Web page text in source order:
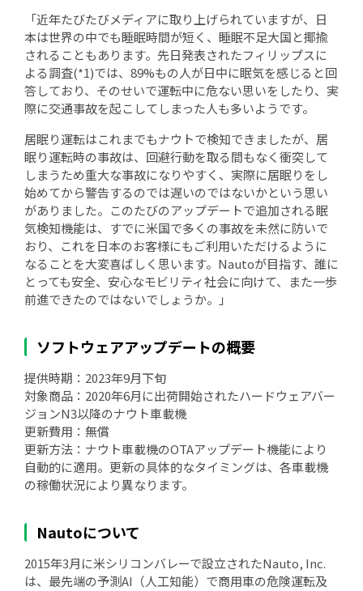
「近年たびたびメディアに取り上げられていますが、日
本は世界の中でも睡眠時間が短く、睡眠不足大国と揶揄
されることもあります。先日発表されたフィリップスに
よる調査(*1)では、89%もの人が日中に眠気を感じると回
答しており、そのせいで運転中に危ない思いをしたり、実
際に交通事故を起こしてしまった人も多いようです。
居眠り運転はこれまでもナウトで検知できましたが、居
眠り運転時の事故は、回避行動を取る間もなく衝突して
しまうため重大な事故になりやすく、実際に居眠りをし
始めてから警告するのでは遅いのではないかという思い
がありました。このたびのアップデートで追加される眠
気検知機能は、すでに米国で多くの事故を未然に防いで
おり、これを日本のお客様にもご利用いただけるように
なることを大変喜ばしく思います。Nautoが目指す、誰に
とっても安全、安心なモビリティ社会に向けて、また一歩
前進できたのではないでしょうか。」
ソフトウェアアップデートの概要
提供時期：2023年9月下旬
対象商品：2020年6月に出荷開始されたハードウェアバー
ジョンN3以降のナウト車載機
更新費用：無償
更新方法：ナウト車載機のOTAアップデート機能により
自動的に適用。更新の具体的なタイミングは、各車載機
の稼働状況により異なります。
Nautoについて
2015年3月に米シリコンバレーで設立されたNauto, Inc.
は、最先端の予測AI（人工知能）で商用車の危険運転及